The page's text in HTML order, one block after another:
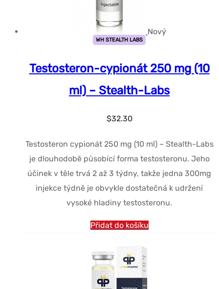
Nový
WH STEALTH LABS
Testosteron-cypionát 250 mg (10
ml) – Stealth-Labs
$32.30
Testosteron cypionát 250 mg (10 ml) – Stealth-Labs
je dlouhodobě působící forma testosteronu. Jeho
účinek v těle trvá 2 až 3 týdny, takže jedna 300mg
injekce týdně je obvykle dostatečná k udržení
vysoké hladiny testosteronu.
Přidat do košíku